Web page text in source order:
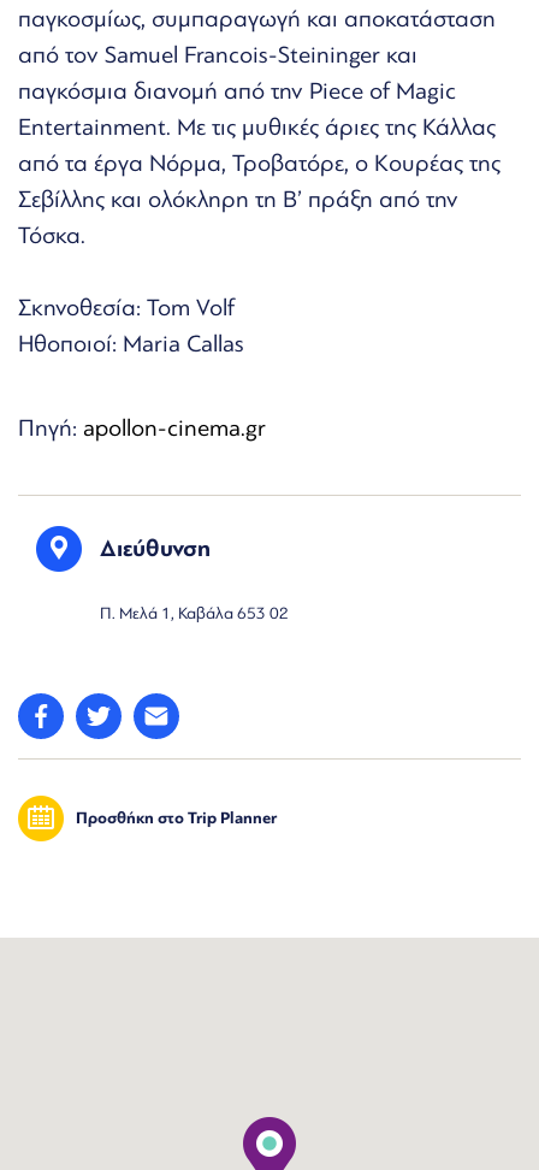
παγκοσμίως, συμπαραγωγή και αποκατάσταση
από τον Samuel Francois-Steininger και
παγκόσμια διανομή από την Piece of Magic
Entertainment. Με τις μυθικές άριες της Κάλλας
από τα έργα Νόρμα, Τροβατόρε, ο Κουρέας της
Σεβίλλης και ολόκληρη τη Β’ πράξη από την
Τόσκα.
Σκηνοθεσία: Tom Volf
Ηθοποιοί: Maria Callas
Πηγή: apollon-cinema.gr
Διεύθυνση
Π. Μελά 1, Καβάλα 653 02
Προσθήκη στο Trip Planner